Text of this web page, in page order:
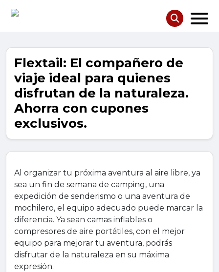
Flextail: El compañero de
viaje ideal para quienes
disfrutan de la naturaleza.
Ahorra con cupones
exclusivos.
Al organizar tu próxima aventura al aire libre, ya
sea un fin de semana de camping, una
expedición de senderismo o una aventura de
mochilero, el equipo adecuado puede marcar la
diferencia. Ya sean camas inflables o
compresores de aire portátiles, con el mejor
equipo para mejorar tu aventura, podrás
disfrutar de la naturaleza en su máxima
expresión.